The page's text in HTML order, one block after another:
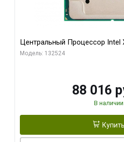
Центральный Процессор Intel
Модель: 132524
88 016
В наличии
Купить